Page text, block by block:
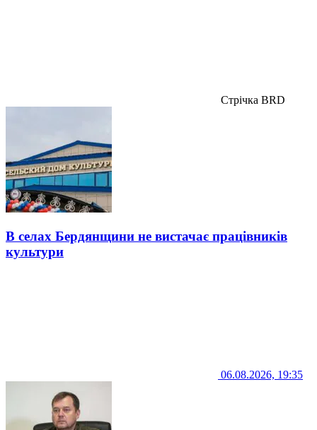
Стрічка BRD
В селах Бердянщини не вистачає працівників
культури
06.08.2026, 19:35